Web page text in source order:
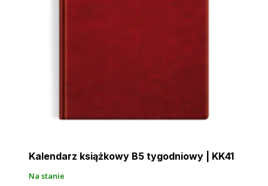
Kalendarz książkowy B5 tygodniowy | KK41
Na stanie